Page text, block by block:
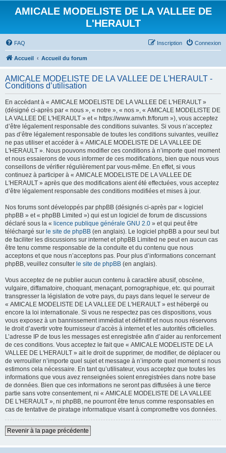
AMICALE MODELISTE DE LA VALLEE DE
L'HERAULT
FAQ Connexion
Inscription
Accueil Accueil du forum
AMICALE MODELISTE DE LA VALLEE DE L'HERAULT -
Conditions d’utilisation
En accédant à « AMICALE MODELISTE DE LA VALLEE DE L'HERAULT »
(désigné ci-après par « nous », « notre », « nos », « AMICALE MODELISTE DE
LA VALLEE DE L'HERAULT » et « https://www.amvh.fr/forum »), vous acceptez
d’être légalement responsable des conditions suivantes. Si vous n’acceptez
pas d’être légalement responsable de toutes les conditions suivantes, veuillez
ne pas utiliser et accéder à « AMICALE MODELISTE DE LA VALLEE DE
L'HERAULT ». Nous pouvons modifier ces conditions à n’importe quel moment
et nous essaierons de vous informer de ces modifications, bien que nous vous
conseillons de vérifier régulièrement par vous-même. En effet, si vous
continuez à participer à « AMICALE MODELISTE DE LA VALLEE DE
L'HERAULT » après que des modifications aient été effectuées, vous acceptez
d’être légalement responsable des conditions modifiées et mises à jour.
Nos forums sont développés par phpBB (désignés ci-après par « logiciel
phpBB » et « phpBB Limited ») qui est un logiciel de forum de discussions
déclaré sous la « licence publique générale GNU 2.0 » et qui peut être
téléchargé sur le site de phpBB (en anglais). Le logiciel phpBB a pour seul but
de faciliter les discussions sur internet et phpBB Limited ne peut en aucun cas
être tenu comme responsable de la conduite et du contenu que nous
acceptons et que nous n’acceptons pas. Pour plus d’informations concernant
phpBB, veuillez consulter le site de phpBB (en anglais).
Vous acceptez de ne publier aucun contenu à caractère abusif, obscène,
vulgaire, diffamatoire, choquant, menaçant, pornographique, etc. qui pourrait
transgresser la législation de votre pays, du pays dans lequel le serveur de
« AMICALE MODELISTE DE LA VALLEE DE L'HERAULT » est hébergé ou
encore la loi internationale. Si vous ne respectez pas ces dispositions, vous
vous exposez à un bannissement immédiat et définitif et nous nous réservons
le droit d’avertir votre fournisseur d’accès à internet et les autorités officielles.
L’adresse IP de tous les messages est enregistrée afin d’aider au renforcement
de ces conditions. Vous acceptez le fait que « AMICALE MODELISTE DE LA
VALLEE DE L'HERAULT » ait le droit de supprimer, de modifier, de déplacer ou
de verrouiller n’importe quel sujet et message à n’importe quel moment si nous
estimons cela nécessaire. En tant qu’utilisateur, vous acceptez que toutes les
informations que vous avez renseignées soient enregistrées dans notre base
de données. Bien que ces informations ne seront pas diffusées à une tierce
partie sans votre consentement, ni « AMICALE MODELISTE DE LA VALLEE
DE L'HERAULT », ni phpBB, ne pourront être tenus comme responsables en
cas de tentative de piratage informatique visant à compromettre vos données.
Revenir à la page précédente